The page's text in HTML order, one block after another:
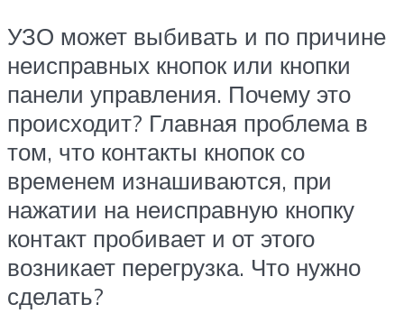
УЗО может выбивать и по причине
неисправных кнопок или кнопки
панели управления. Почему это
происходит? Главная проблема в
том, что контакты кнопок со
временем изнашиваются, при
нажатии на неисправную кнопку
контакт пробивает и от этого
возникает перегрузка. Что нужно
сделать?